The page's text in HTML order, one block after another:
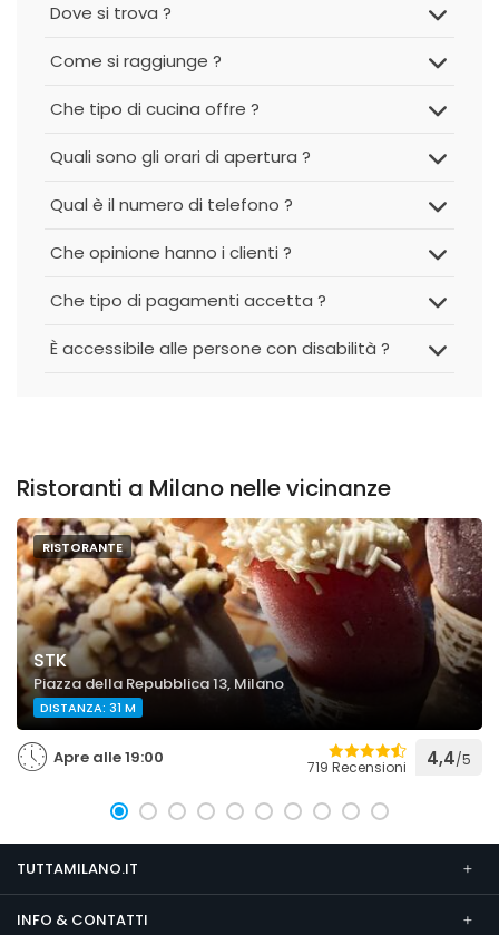
Dove si trova ?
Come si raggiunge ?
Che tipo di cucina offre ?
Quali sono gli orari di apertura ?
Qual è il numero di telefono ?
Che opinione hanno i clienti ?
Che tipo di pagamenti accetta ?
È accessibile alle persone con disabilità ?
Ristoranti a Milano nelle vicinanze
RISTORANTE
STK
Piazza della Repubblica 13, Milano
DISTANZA: 31 M
Apre alle 19:00 719 Recensioni 4,4/5
TUTTAMILANO.IT
INFO & CONTATTI